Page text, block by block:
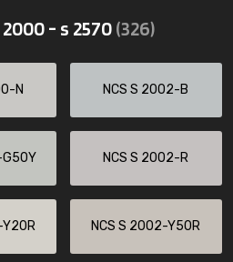
- s 2570(326)
N NCS S 2002-B
G50Y NCS S 2002-R
Y20R NCS S 2002-Y50R